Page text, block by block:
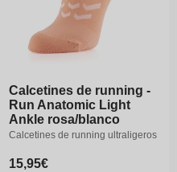
Calcetines de running -
Run Anatomic Light
Ankle rosa/blanco
Calcetines de running ultraligeros
Precio
15,95€
Calcetines de running -
Run Anatomic Light
Ankle rosa/blanco
Calcetines de running ultraligeros
Precio
15,95€